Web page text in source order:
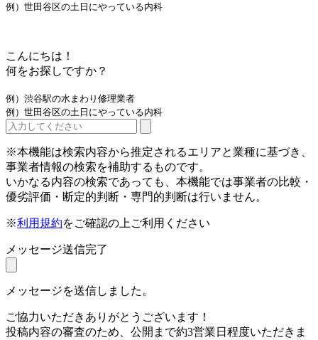
例）世田谷区の土日にやっている内科
こんにちは！
何をお探しですか？
例）渋谷駅の水まわり修理業者
例）世田谷区の土日にやっている内科
※本機能は検索内容から推定されるエリアと業種に基づき、
事業者情報の検索を補助するものです。
いかなる内容の検索であっても、本機能では事業者の比較・
優劣評価・断定的判断・専門的判断は行いません。
※利用規約をご確認の上ご利用ください
メッセージ送信完了
メッセージを送信しました。
ご協力いただきありがとうございます！
投稿内容の審査のため、公開まで約3営業日程度いただきま